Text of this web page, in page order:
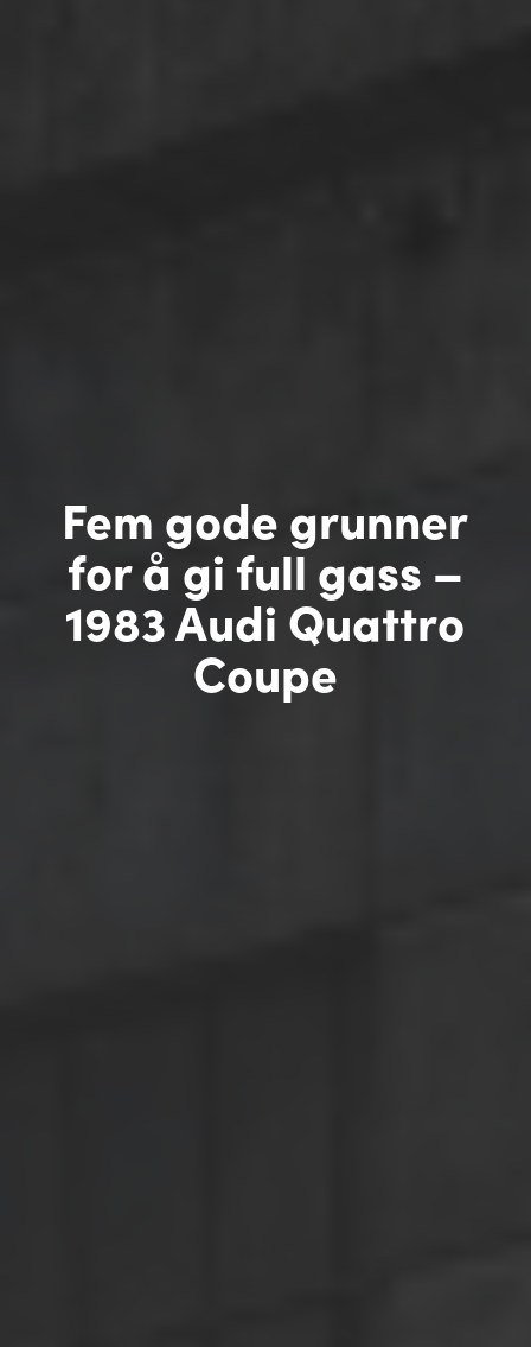
Fem gode grunner
for å gi full gass –
1983 Audi Quattro
Coupe